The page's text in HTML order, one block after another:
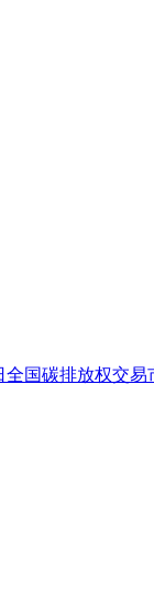
全国碳排放权交